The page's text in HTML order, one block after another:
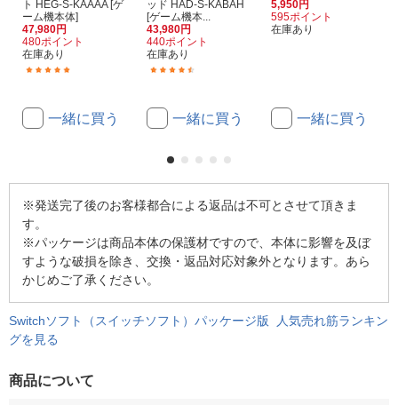
ト HEG-S-KAAAA [ゲ
ーム機本体]
47,980円
480ポイント
在庫あり
一緒に買う
ッド HAD-S-KABAH
[ゲーム機本...
43,980円
440ポイント
在庫あり
一緒に買う
5,950円
595ポイント
在庫あり
一緒に買う
※発送完了後のお客様都合による返品は不可とさせて頂きま
す。
※パッケージは商品本体の保護材ですので、本体に影響を及ぼ
すような破損を除き、交換・返品対応対象外となります。あら
かじめご了承ください。
Switchソフト（スイッチソフト）パッケージ版 人気売れ筋ランキン
グを見る
商品について